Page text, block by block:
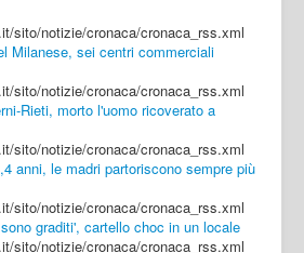
sito/notizie/cronaca/cronaca_rss.xml
Milanese, sei centri commerciali
sito/notizie/cronaca/cronaca_rss.xml
Rieti, morto l'uomo ricoverato a
sito/notizie/cronaca/cronaca_rss.xml
anni, le madri partoriscono sempre più
sito/notizie/cronaca/cronaca_rss.xml
graditi', cartello choc in un locale
sito/notizie/cronaca/cronaca_rss.xml